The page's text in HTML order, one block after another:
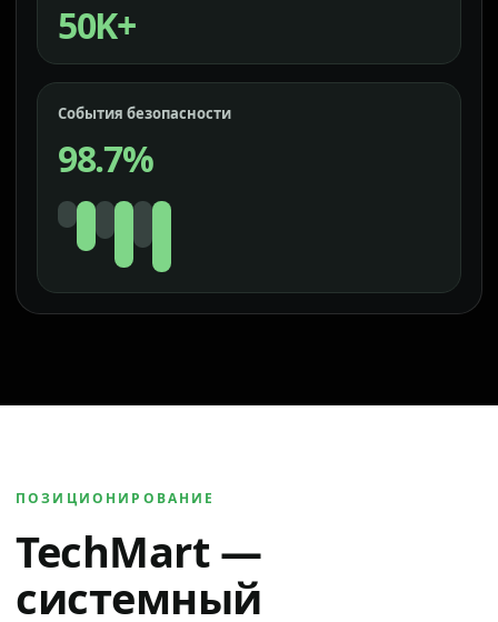
50K+
События безопасности
98.7%
ПОЗИЦИОНИРОВАНИЕ
TechMart —
системный